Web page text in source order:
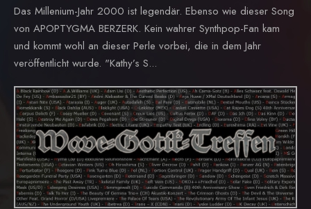
Das Millenium-Jahr 2000 ist legendär. Ebenso wie dieser Song
von APOPTYGMA BERZERK. Kein wahrer Synthpop-Fan kam
und kommt wohl an dieser Perle vorbei, die in dem Jahr
veröffentlicht wurde. "Kathy’s S...